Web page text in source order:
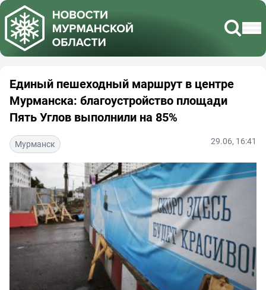
Единый пешеходный маршрут в центре
Мурманска: благоустройство площади
Пять Углов выполнили на 85%
Мурманск 29.06, 16:41